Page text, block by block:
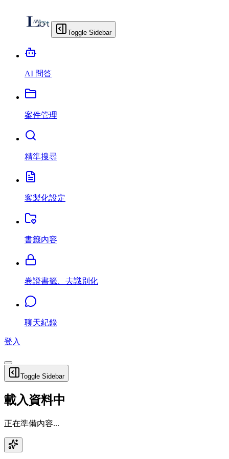
Toggle Sidebar
AI 問答
案件管理
精準搜尋
客製化設定
書籤內容
卷證書籤、去識別化
聊天紀錄
登入
Toggle Sidebar
載入資料中
正在準備內容...